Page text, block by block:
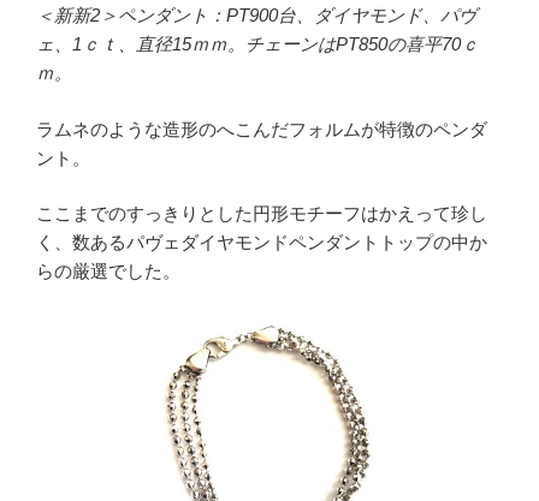
＜新新2＞ペンダント：PT900台、ダイヤモンド、パヴ
ェ、1ｃｔ、直径15ｍｍ。チェーンはPT850の喜平70ｃ
ｍ。
ラムネのような造形のへこんだフォルムが特徴のペンダ
ント。
ここまでのすっきりとした円形モチーフはかえって珍し
く、数あるパヴェダイヤモンドペンダントトップの中か
らの厳選でした。